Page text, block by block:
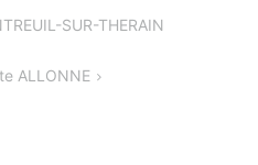
SUR-THERAIN
ALLONNE